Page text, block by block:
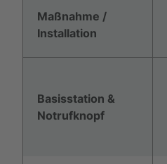
Maßnahme /
Installation
Basisstation &
Notrufknopf